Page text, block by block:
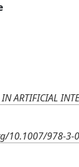
IN ARTIFICIAL
10.1007/978-3-